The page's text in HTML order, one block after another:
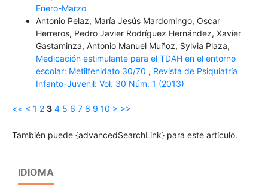
Enero-Marzo
Antonio Pelaz, María Jesús Mardomingo, Oscar
Herreros, Pedro Javier Rodríguez Hernández, Xavier
Gastaminza, Antonio Manuel Muñoz, Sylvia Plaza,
Medicación estimulante para el TDAH en el entorno
escolar: Metilfenidato 30/70 , Revista de Psiquiatría
Infanto-Juvenil: Vol. 30 Núm. 1 (2013)
<< < 1 2 3 4 5 6 7 8 9 10 > >>
También puede {advancedSearchLink} para este artículo.
IDIOMA